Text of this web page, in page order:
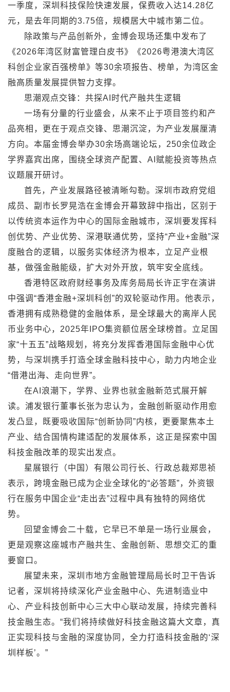
一季度，深圳科技保险快速发展，保费收入达14.28亿
元，是去年同期的3.75倍，规模居大中城市第二位。
除政策与产品创新外，金博会现场还集中发布了
《2026年湾区财富管理白皮书》《2026粤港澳大湾区
科创企业家百强榜单》等30余项报告、榜单，为湾区金
融高质量发展提供智力支撑。
思潮观点交锋：共探AI时代产融共生逻辑
一场有分量的行业盛会，从来不止于项目签约和产
品亮相，更在于观点交锋、思潮沉淀，为产业发展厘清
方向。本届金博会举办30余场高端论坛，250余位政企
学界嘉宾出席，围绕全球资产配置、AI赋能投资等热点
议题展开研讨。
首先，产业发展路径被清晰勾勒。深圳市政府党组
成员、副市长罗晃浩在金博会开幕致辞中指出，区别于
以传统资本运作为中心的国际金融城市，深圳要发挥科
创优势、产业优势、深港联通优势，坚持“产业+金融”深
度融合的逻辑，以服务实体经济为根本，立足产业根
基，做强金融能级，扩大对外开放，筑牢安全底线。
香港特区政府财经事务及库务局局长许正宇在演讲
中强调“香港金融+深圳科创”的双轮驱动作用。他表示，
香港拥有成熟稳健的金融体系，是全球最大的离岸人民
币业务中心，2025年IPO集资额位居全球榜首。立足国
家“十五五”战略规划，将充分发挥香港国际金融中心优
势，与深圳携手打造全球金融科技中心，助力内地企业
“借港出海、走向世界”。
在AI浪潮下，学界、业界也就金融新范式展开解
读。浦发银行董事长张为忠认为，金融创新驱动作用愈
发凸显，既要吸收国际“创新协同”内核，更要聚焦本土
产业、结合国情构建适配的发展体系，这正是探索中国
科技金融改革的现实出发点。
星展银行（中国）有限公司行长、行政总裁郑思祯
表示，跨境金融已成为企业全球化的“必答题”，外资银
行在服务中国企业“走出去”过程中具有独特的网络优
势。
回望金博会二十载，它早已不单是一场行业展会，
更是观察这座城市产融共生、金融创新、思想交汇的重
要窗口。
展望未来，深圳市地方金融管理局局长时卫干告诉
记者，深圳将持续深化产业金融中心、先进制造业中
心、产业科技创新中心三大中心联动发展，持续完善科
技金融生态。“我们将持续做好科技金融这篇大文章，真
正实现科技与金融的深度协同，全力打造科技金融的‘深
圳样板’。”